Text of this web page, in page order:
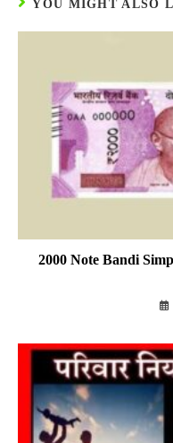
YOU MIGHT ALSO
2000 Note Bandi